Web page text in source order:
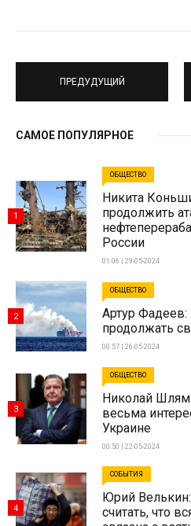
ПРЕДУДУЩИЙ
САМОЕ ПОПУЛЯРНОЕ
ОБЩЕСТВО
Никита
продолжить
России
01:06 | 29-05-2024
1
ОБЩЕСТВО
Артур
продолжать
00:57 | 26-05-2024
2
ОБЩЕСТВО
Николай
весьма
Украине
00:50 | 22-05-2024
3
СОБЫТИЯ
Юрий
считать, что
4